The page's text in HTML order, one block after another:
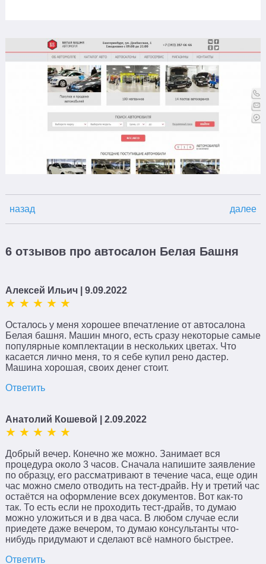
назад далее
6 отзывов про автосалон Белая Башня
Алексей Ильич | 9.09.2022
Осталось у меня хорошее впечатление от автосалона
Белая башня. Машин много, есть сразу некоторые самые
популярные комплектации в нескольких цветах. Что
касается лично меня, то я себе купил рено дастер.
Машина хорошая, своих денег стоит.
Ответить
Анатолий Кошевой | 2.09.2022
Добрый вечер. Конечно же можно. Занимает вся
процедура около 3 часов. Сначала напишите заявление
по образцу, его рассматривают в течение часа, еще один
час можно смело отводить на тест-драйв. Ну и третий час
остаётся на оформление всех документов. Вот как-то
так. То есть если не проходить тест-драйв, то думаю
можно уложиться и в два часа. В любом случае если
приедете даже вечером, то думаю консультанты что-
нибудь придумают и сделают всё намного быстрее.
Ответить